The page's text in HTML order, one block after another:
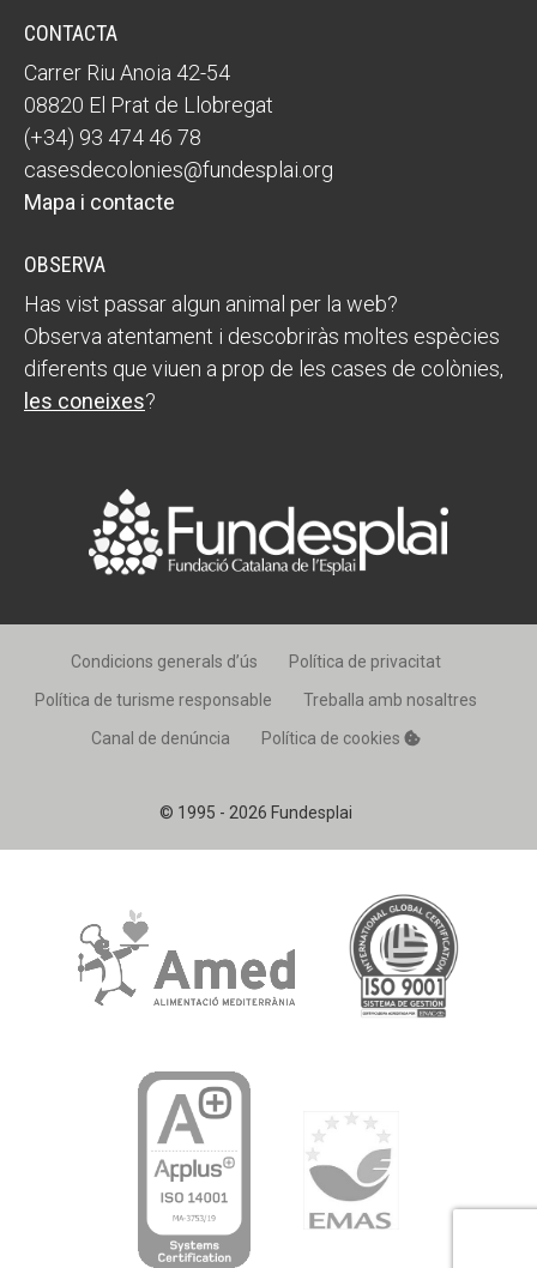
CONTACTA
Carrer Riu Anoia 42-54
08820 El Prat de Llobregat
(+34) 93 474 46 78
casesdecolonies@fundesplai.org
Mapa i contacte
OBSERVA
Has vist passar algun animal per la web?
Observa atentament i descobriràs moltes espècies
diferents que viuen a prop de les cases de colònies,
les coneixes?
© 1995 - 2026 Fundesplai
Condicions generals d’ús
Política de privacitat
Política de turisme responsable
Treballa amb nosaltres
Canal de denúncia
Política de cookies